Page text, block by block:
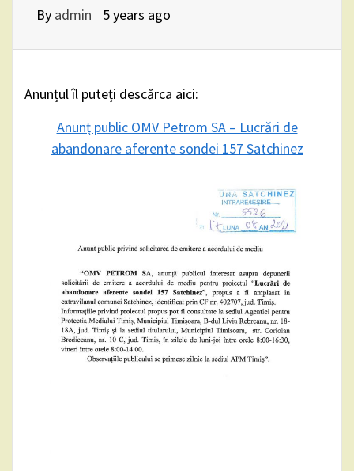
By admin 5 years ago
Anunțul îl puteți descărca aici:
Anunț public OMV Petrom SA – Lucrări de
abandonare aferente sondei 157 Satchinez